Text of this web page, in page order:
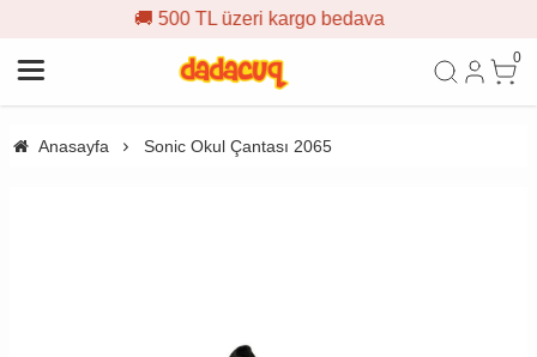
500 TL üzeri kargo bedava
0
Anasayfa Sonic Okul Çantası 2065